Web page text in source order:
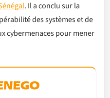
. Il a conclu sur la
des systèmes et de
cybermenaces pour mener